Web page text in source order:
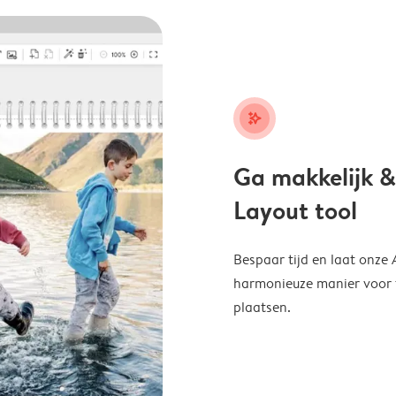
stars_plus
Ga makkelijk
Layout tool
Bespaar tijd en laat onze
harmonieuze manier
plaatsen.